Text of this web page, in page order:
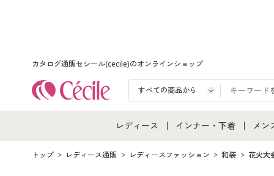
カタログ通販セシール(cecile)のオンラインショップ
レディース
レディース通販すべて
インナー・下着
インナー・下着通販すべ
メン
メン
トップ レディース通販 レディースファッション 和装 花火大